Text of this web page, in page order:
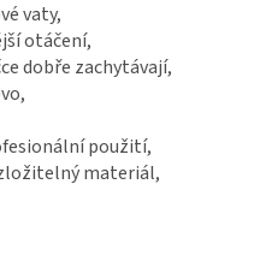
vaty,
otáčení,
dobře zachytávají,
použití,
materiál,